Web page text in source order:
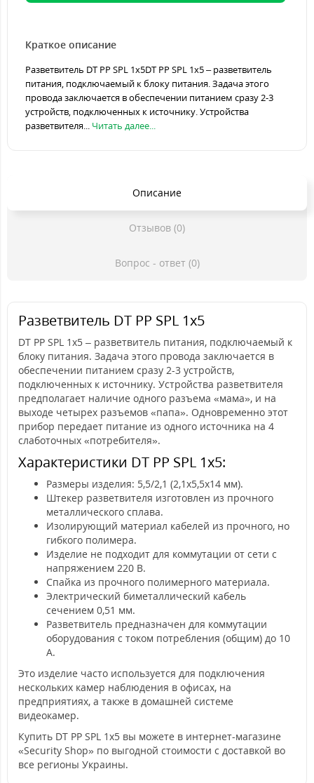
Краткое описание
Разветвитель DT PP SPL 1х5DT PP SPL 1х5 – разветвитель
питания, подключаемый к блоку питания. Задача этого
провода заключается в обеспечении питанием сразу 2-3
устройств, подключенных к источнику. Устройства
разветвителя... Читать далее...
Описание
Отзывов (0)
Вопрос - ответ (0)
Разветвитель DT PP SPL 1х5
DT PP SPL 1х5 – разветвитель питания, подключаемый к
блоку питания. Задача этого провода заключается в
обеспечении питанием сразу 2-3 устройств,
подключенных к источнику. Устройства разветвителя
предполагает наличие одного разъема «мама», и на
выходе четырех разъемов «папа». Одновременно этот
прибор передает питание из одного источника на 4
слаботочных «потребителя».
Характеристики DT PP SPL 1х5:
Размеры изделия: 5,5/2,1 (2,1x5,5x14 мм).
Штекер разветвителя изготовлен из прочного
металлического сплава.
Изолирующий материал кабелей из прочного, но
гибкого полимера.
Изделие не подходит для коммутации от сети с
напряжением 220 В.
Спайка из прочного полимерного материала.
Электрический биметаллический кабель
сечением 0,51 мм.
Разветвитель предназначен для коммутации
оборудования с током потребления (общим) до 10
А.
Это изделие часто используется для подключения
нескольких камер наблюдения в офисах, на
предприятиях, а также в домашней системе
видеокамер.
Купить DT PP SPL 1х5 вы можете в интернет-магазине
«Security Shop» по выгодной стоимости с доставкой во
все регионы Украины.